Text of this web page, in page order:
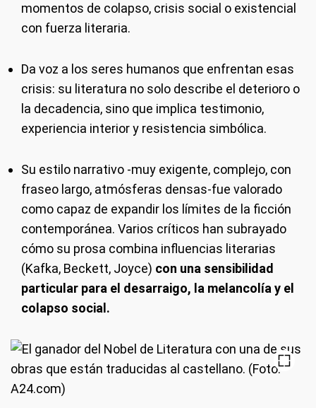
momentos de colapso, crisis social o existencial
con fuerza literaria.
Da voz a los seres humanos que enfrentan esas
crisis: su literatura no solo describe el deterioro o
la decadencia, sino que implica testimonio,
experiencia interior y resistencia simbólica.
Su estilo narrativo -muy exigente, complejo, con
fraseo largo, atmósferas densas-fue valorado
como capaz de expandir los límites de la ficción
contemporánea. Varios críticos han subrayado
cómo su prosa combina influencias literarias
(Kafka, Beckett, Joyce) con una sensibilidad
particular para el desarraigo, la melancolía y el
colapso social.